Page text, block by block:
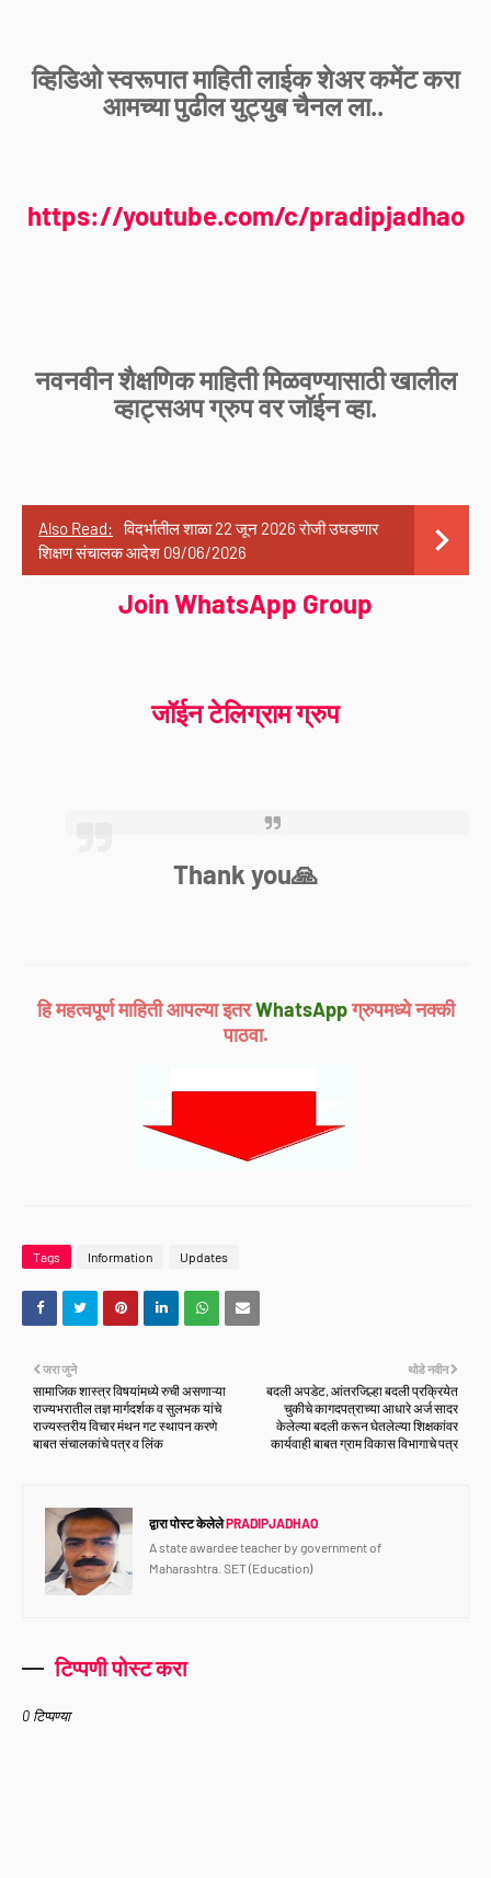
व्हिडिओ स्वरूपात माहिती लाईक शेअर कमेंट करा
आमच्या पुढील युट्युब चैनल ला..
https://youtube.com/c/pradipjadhao
नवनवीन शैक्षणिक माहिती मिळवण्यासाठी खालील
व्हाट्सअप ग्रुप वर जॉईन व्हा.
Also Read:
विदर्भातील शाळा 22 जून 2026 रोजी उघडणार
शिक्षण संचालक आदेश 09/06/2026
Join WhatsApp Group
जॉईन टेलिग्राम ग्रुप
Thank you🙏
हि महत्वपूर्ण माहिती आपल्या इतर WhatsAppग्रुपमध्ये नक्की
पाठवा.
Tags Information Updates
थोडे नवीन
बदली अपडेट, आंतरजिल्हा बदली प्रक्रियेत
चुकीचे कागदपत्राच्या आधारे अर्ज सादर
केलेल्या बदली करून घेतलेल्या शिक्षकांवर
कार्यवाही बाबत ग्राम विकास विभागाचे पत्र
जरा जुने
सामाजिक शास्त्र विषयांमध्ये रुची असणाऱ्या
राज्यभरातील तज्ञ मार्गदर्शक व सुलभक यांचे
राज्यस्तरीय विचार मंथन गट स्थापन करणे
बाबत संचालकांचे पत्र व लिंक
द्वारा पोस्ट केलेलेPRADIPJADHAO
A state awardee teacher by government of
Maharashtra. SET (Education)
टिप्पणी पोस्ट करा
0 टिप्पण्या